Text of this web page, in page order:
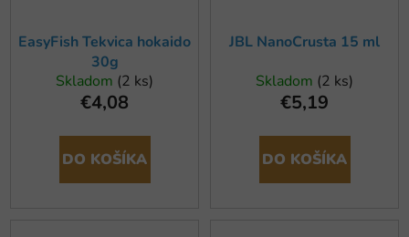
EasyFish Tekvica hokaido
30g
Skladom (2 ks)
€4,08
DO KOŠÍKA
JBL NanoCrusta 15 ml
Skladom (2 ks)
€5,19
DO KOŠÍKA